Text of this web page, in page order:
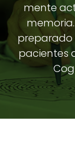
mente
preparado
pacientes